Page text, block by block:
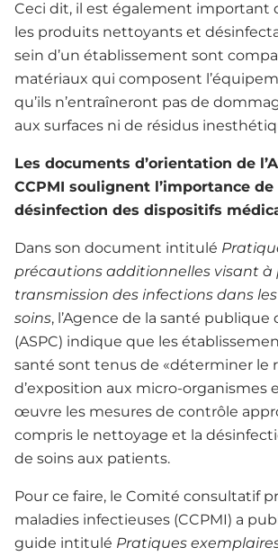
Ceci dit, il est également important
les produits nettoyants et
sein d’un établissement sont
matériaux qui composent
qu’ils n’entraîneront pas de
aux surfaces ni de résidus
Les documents d’orientation de
CCPMI soulignent l’importance de
désinfection des dispositifs
Dans son document intitulé
précautions additionnelles visant à
transmission des infections dans
soins, l’Agence de la santé publique
(ASPC) indique que les
santé sont tenus de «déterminer le
d’exposition aux micro-organismes
œuvre les mesures de contrôle
compris le nettoyage et la
de soins aux patients.
Pour ce faire, le Comité consultatif
maladies infectieuses (CCPMI) a
guide intitulé Pratiques